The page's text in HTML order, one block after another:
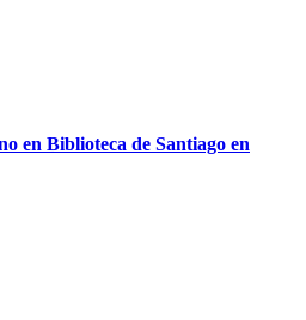
en Biblioteca de Santiago en